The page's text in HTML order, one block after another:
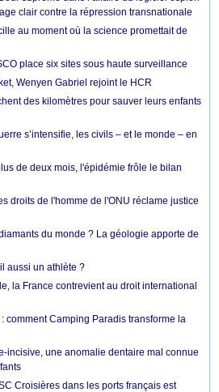
clair contre la répression transnationale
au moment où la science promettait de
place six sites sous haute surveillance
Wenyen Gabriel rejoint le HCR
des kilomètres pour sauver leurs enfants
s’intensifie, les civils – et le monde – en
de deux mois, l'épidémie frôle le bilan
droits de l'homme de l'ONU réclame justice
du monde ? La géologie apporte de
aussi un athlète ?
la France contrevient au droit international
comment Camping Paradis transforme la
incisive, une anomalie dentaire mal connue
Croisières dans les ports français est